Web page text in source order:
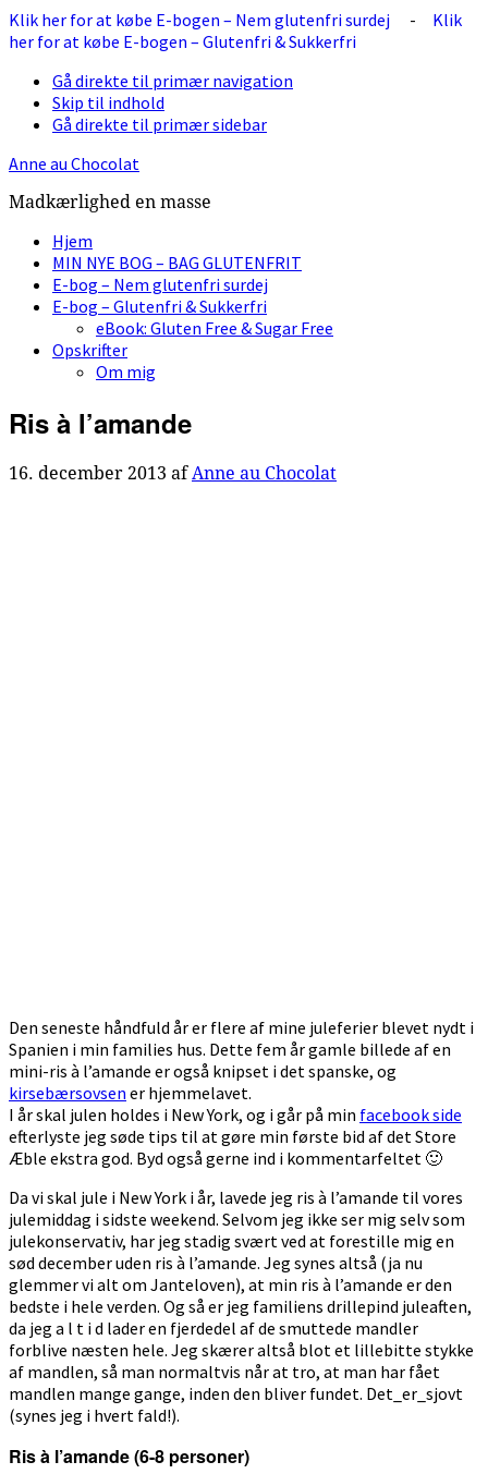
Klik her for at købe E-bogen – Nem glutenfri surdej - Klik
her for at købe E-bogen – Glutenfri & Sukkerfri
Gå direkte til primær navigation
Skip til indhold
Gå direkte til primær sidebar
Anne au Chocolat
Madkærlighed en masse
Hjem
MIN NYE BOG – BAG GLUTENFRIT
E-bog – Nem glutenfri surdej
E-bog – Glutenfri & Sukkerfri
eBook: Gluten Free & Sugar Free
Opskrifter
Om mig
Ris à l’amande
16. december 2013 afAnne au Chocolat
Den seneste håndfuld år er flere af mine juleferier blevet nydt i
Spanien i min families hus. Dette fem år gamle billede af en
mini-ris à l’amande er også knipset i det spanske, og
kirsebærsovsen er hjemmelavet.
I år skal julen holdes i New York, og i går på min facebook side
efterlyste jeg søde tips til at gøre min første bid af det Store
Æble ekstra god. Byd også gerne ind i kommentarfeltet 🙂
Da vi skal jule i New York i år, lavede jeg ris à l’amande til vores
julemiddag i sidste weekend. Selvom jeg ikke ser mig selv som
julekonservativ, har jeg stadig svært ved at forestille mig en
sød december uden ris à l’amande. Jeg synes altså (ja nu
glemmer vi alt om Janteloven), at min ris à l’amande er den
bedste i hele verden. Og så er jeg familiens drillepind juleaften,
da jeg a l t i d lader en fjerdedel af de smuttede mandler
forblive næsten hele. Jeg skærer altså blot et lillebitte stykke
af mandlen, så man normaltvis når at tro, at man har fået
mandlen mange gange, inden den bliver fundet. Det_er_sjovt
(synes jeg i hvert fald!).
Ris à l’amande (6-8 personer)